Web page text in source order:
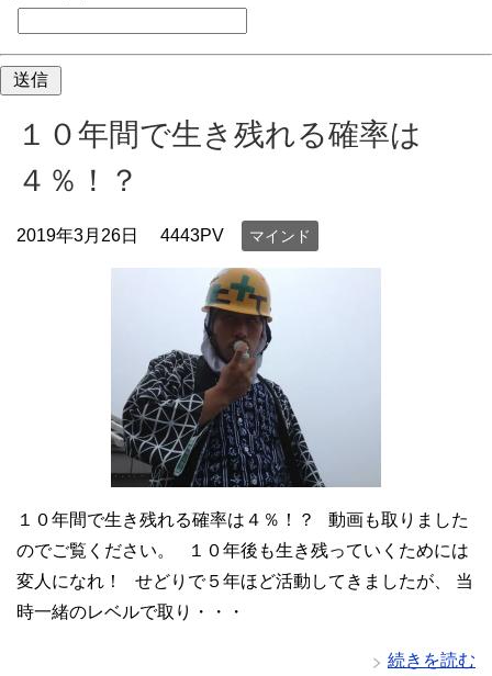
１０年間で生き残れる確率は
４％！？
2019年3月26日 4443PV マインド
１０年間で生き残れる確率は４％！？ 動画も取りました
のでご覧ください。 １０年後も生き残っていくためには
変人になれ！ せどりで５年ほど活動してきましたが、 当
時一緒のレベルで取り・・・
続きを読む